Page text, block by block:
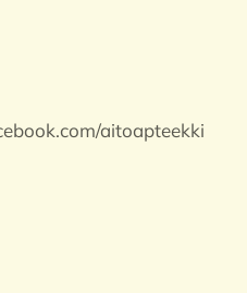
aitoapteekki